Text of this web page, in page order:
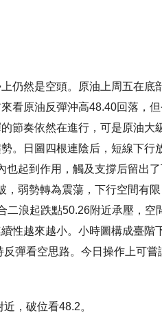
然是空頭。原油上周五在底
看原油反彈沖高48.40回落，
節奏依然在進行，可是原油大
。日圖四根連陰后，短線下行
起到作用，觸及支撐后留出
弱勢轉為震蕩，下行空間有
浪起跌點50.26附近承壓，空
性越來越小。小時圖構成臺階
彈看空思路。今日操作上可嘗
，破位看48.2。